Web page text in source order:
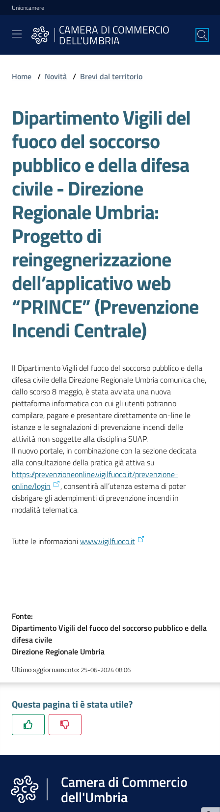
Vai al contenuto
Vai alla navigazione
Vai al footer
Unioncamere
CAMERA DI COMMERCIO
DELL'UMBRIA
CAMERA DI
COMMERCIO
DELL'UMBRIA
Camera
Avviare
l'Impresa
Gestire
l'Impresa
Promuovere
l'Impresa
il
territorio
Tutelare
il
Consumatore
L'Impresa
Digitale
Ac
ce
Seguici
Home / Novità / Brevi dal territorio
Dipartimento Vigili del
fuoco del soccorso
pubblico e della difesa
civile - Direzione
Regionale Umbria:
Progetto di
reingegnerizzazione
dell’applicativo web
“PRINCE” (Prevenzione
Incendi Centrale)
Il Dipartimento Vigili del fuoco del soccorso pubblico e della
difesa civile della Direzione Regionale Umbria comunica che,
dallo scorso 8 maggio, è stata avviata una nuova
piattaforma informatica con cui gli utenti potranno
compilare, pagare e presentare direttamente on-line le
istanze e le segnalazioni di prevenzione incendi delle
attività non soggette alla disciplina SUAP.
Il nuovo portale, in combinazione con la sezione dedicata
alla consultazione della pratica già attiva su
https://prevenzioneonline.vigilfuoco.it/prevenzione-
online/login
, consentirà all’utenza esterna di poter
disbrigare gli adempimenti di prevenzione incendi in
modalità telematica.
Tutte le informazioniwww.vigilfuoco.it
Fonte:
Dipartimento Vigili del fuoco del soccorso pubblico e della
difesa civile
Direzione Regionale Umbria
Ultimo aggiornamento: 25-06-2024 08:06
Questa pagina ti è stata utile?
Camera di Commercio
dell'Umbria